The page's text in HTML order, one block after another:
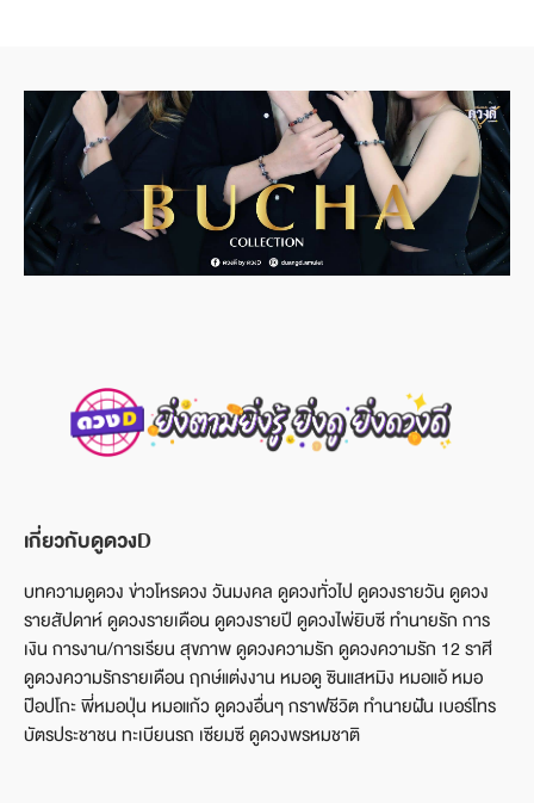
เกี่ยวกับดูดวงD
บทความดูดวง ข่าวโหรดวง วันมงคล ดูดวงทั่วไป ดูดวงรายวัน ดูดวง
รายสัปดาห์ ดูดวงรายเดือน ดูดวงรายปี ดูดวงไพ่ยิบซี ทำนายรัก การ
เงิน การงาน/การเรียน สุขภาพ ดูดวงความรัก ดูดวงความรัก 12 ราศี
ดูดวงความรักรายเดือน ฤกษ์แต่งงาน หมอดู ซินแสหมิง หมอแอ้ หมอ
ป๊อปโกะ พี่หมอปุ่น หมอแก้ว ดูดวงอื่นๆ กราฟชีวิต ทำนายฝัน เบอร์โทร
บัตรประชาชน ทะเบียนรถ เซียมซี ดูดวงพรหมชาติ